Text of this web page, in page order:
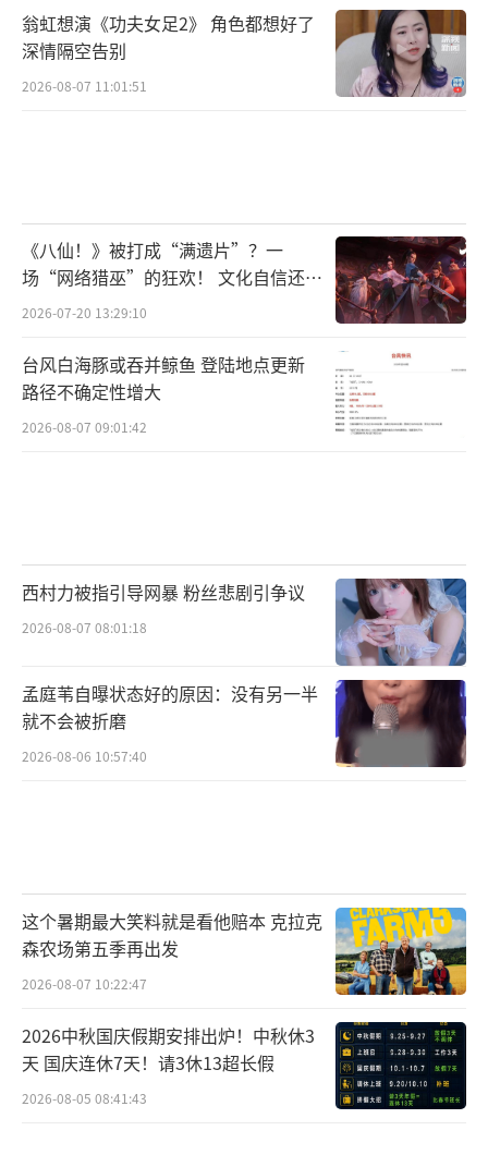
翁虹想演《功夫女足2》 角色都想好了
深情隔空告别
2026-08-07 11:01:51
《八仙！》被打成“满遗片”？一
场“网络猎巫”的狂欢！ 文化自信还是
焦虑？
2026-07-20 13:29:10
台风白海豚或吞并鲸鱼 登陆地点更新
路径不确定性增大
2026-08-07 09:01:42
西村力被指引导网暴 粉丝悲剧引争议
2026-08-07 08:01:18
孟庭苇自曝状态好的原因：没有另一半
就不会被折磨
2026-08-06 10:57:40
这个暑期最大笑料就是看他赔本 克拉克
森农场第五季再出发
2026-08-07 10:22:47
2026中秋国庆假期安排出炉！中秋休3
天 国庆连休7天！请3休13超长假
2026-08-05 08:41:43